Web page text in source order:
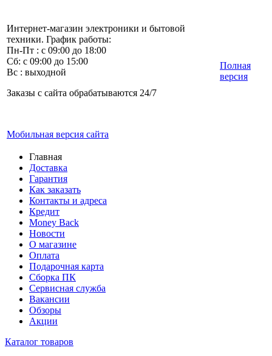
Интернет-магазин электроники и бытовой
техники. График работы:
Пн-Пт : с 09:00 до 18:00
Сб: с 09:00 до 15:00
Вс : выходной
Заказы с сайта обрабатываются 24/7
Мобильная версия сайта
Полная
версия
Главная
Доставка
Гарантия
Как заказать
Контакты и адреса
Кредит
Money Back
Новости
О магазине
Оплата
Подарочная карта
Сборка ПК
Сервисная служба
Вакансии
Обзоры
Акции
Каталог товаров